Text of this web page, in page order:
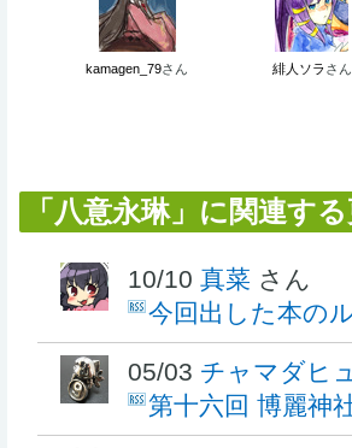
kamagen_79さん 緋人ソラ さん
「八意永琳」に関連す
10/10 真菜 さん
今回出した本の
05/03 チャマダヒ
第十六回 博麗神